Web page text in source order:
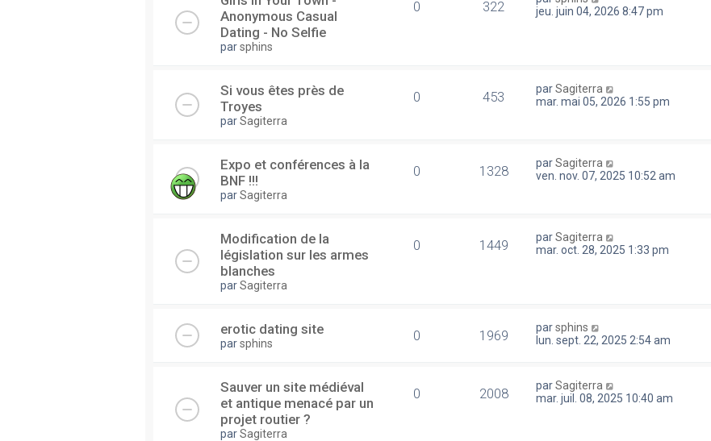
Anonymous Casual
Dating - No Selfie
parsphins
0 322
jeu. juin 04, 2026 8:47 pm
Si vous êtes près de
Troyes
parSagiterra
0 453 parSagiterra
mar. mai 05, 2026 1:55 pm
Expo et conférences à la
BNF !!!
parSagiterra
0 1328 parSagiterra
ven. nov. 07, 2025 10:52 am
Modification de la
législation sur les armes
blanches
parSagiterra
0 1449 parSagiterra
mar. oct. 28, 2025 1:33 pm
erotic dating site
parsphins 0 1969 parsphins
lun. sept. 22, 2025 2:54 am
Sauver un site médiéval
et antique menacé par un
projet routier ?
parSagiterra
0 2008 parSagiterra
mar. juil. 08, 2025 10:40 am